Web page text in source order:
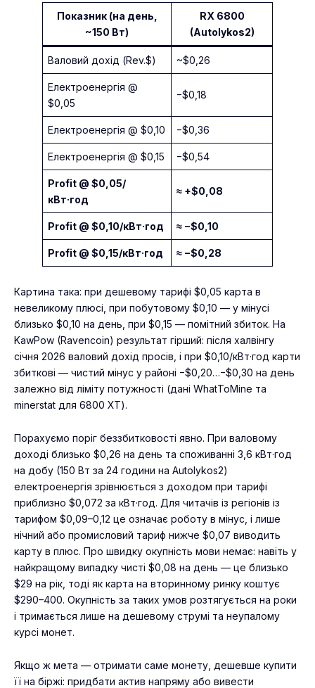
Показник (на день,
~150 Вт)
RX 6800
(Autolykos2)
Валовий дохід (Rev.$) ~$0,26
Електроенергія @
$0,05
−$0,18
Електроенергія @ $0,10 −$0,36
Електроенергія @ $0,15 −$0,54
Profit @ $0,05/
кВт·год
≈ +$0,08
Profit @ $0,10/кВт·год ≈ −$0,10
Profit @ $0,15/кВт·год ≈ −$0,28
Картина така: при дешевому тарифі $0,05 карта в
невеликому плюсі, при побутовому $0,10 — у мінусі
близько $0,10 на день, при $0,15 — помітний збиток. На
KawPow (Ravencoin) результат гірший: після халвінгу
січня 2026 валовий дохід просів, і при $0,10/кВт·год карти
збиткові — чистий мінус у районі −$0,20…−$0,30 на день
залежно від ліміту потужності (дані WhatToMine та
minerstat для 6800 XT).
Порахуємо поріг беззбитковості явно. При валовому
доході близько $0,26 на день та споживанні 3,6 кВт·год
на добу (150 Вт за 24 години на Autolykos2)
електроенергія зрівнюється з доходом при тарифі
приблизно $0,072 за кВт·год. Для читачів із регіонів із
тарифом $0,09–0,12 це означає роботу в мінус, і лише
нічний або промисловий тариф нижче $0,07 виводить
карту в плюс. Про швидку окупність мови немає: навіть у
найкращому випадку чисті $0,08 на день — це близько
$29 на рік, тоді як карта на вторинному ринку коштує
$290–400. Окупність за таких умов розтягується на роки
і тримається лише на дешевому струмі та неупалому
курсі монет.
Якщо ж мета — отримати саме монету, дешевше купити
її на біржі: придбати актив напряму або вивести